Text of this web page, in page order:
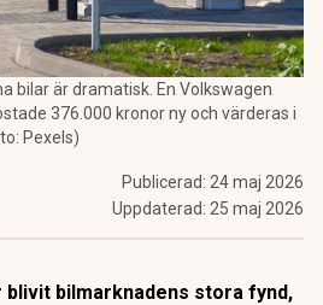
bilar är dramatisk. En Volkswagen
376.000 kronor ny och värderas i
Pexels)
Publicerad: 24 maj 2026
Uppdaterad: 25 maj 2026
blivit bilmarknadens stora fynd,